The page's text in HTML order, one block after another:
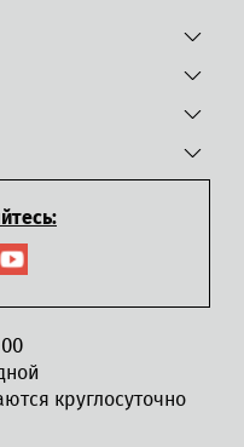
круглосуточно